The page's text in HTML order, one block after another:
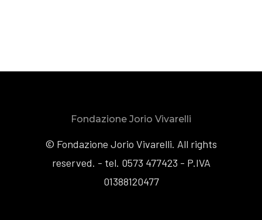
Fondazione Jorio Vivarelli
© Fondazione Jorio Vivarelli. All rights
reserved. - tel. 0573 477423 - P.IVA
01388120477